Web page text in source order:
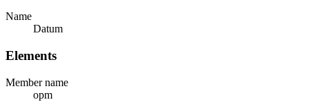
Name
Datum
Elements
Member name
opm